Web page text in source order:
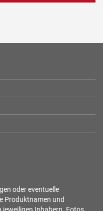
oder eventuelle
Produktnamen und